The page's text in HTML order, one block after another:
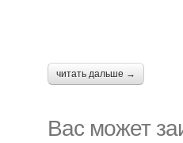
читать дальше →
Вас может